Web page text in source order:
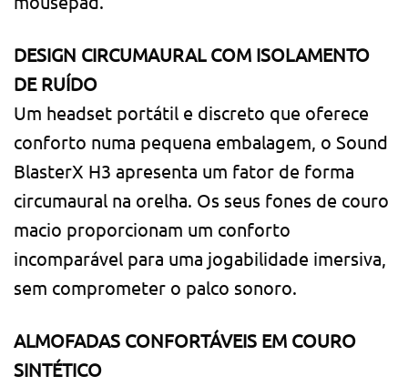
DESIGN CIRCUMAURAL COM ISOLAMENTO
DE RUÍDO
Um headset portátil e discreto que oferece
conforto numa pequena embalagem, o Sound
BlasterX H3 apresenta um fator de forma
circumaural na orelha. Os seus fones de couro
macio proporcionam um conforto
incomparável para uma jogabilidade imersiva,
sem comprometer o palco sonoro.
ALMOFADAS CONFORTÁVEIS EM COURO
SINTÉTICO